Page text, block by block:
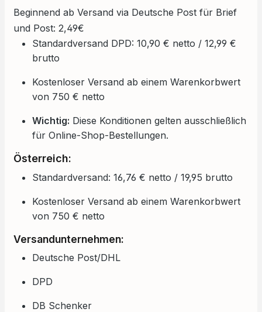
Beginnend ab Versand via Deutsche Post für Brief
und Post: 2,49€
Standardversand DPD: 10,90 € netto / 12,99 €
brutto
Kostenloser Versand ab einem Warenkorbwert
von 750 € netto
Wichtig: Diese Konditionen gelten ausschließlich
für Online-Shop-Bestellungen.
Österreich:
Standardversand: 16,76 € netto / 19,95 brutto
Kostenloser Versand ab einem Warenkorbwert
von 750 € netto
Versandunternehmen:
Deutsche Post/DHL
DPD
DB Schenker